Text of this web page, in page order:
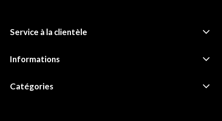
Service à la clientèle
Informations
Catégories